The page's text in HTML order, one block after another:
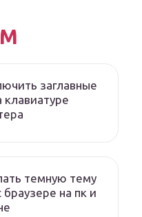
заглавные
клавиатуре
темную тему
браузере на пк и